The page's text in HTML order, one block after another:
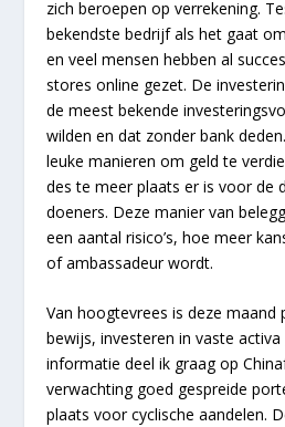
zich beroepen op verrekening.
bekendste bedrijf als het gaat
en veel mensen hebben al
stores online gezet. De
de meest bekende
wilden en dat zonder bank
leuke manieren om geld te
des te meer plaats er is voor de
doeners. Deze manier van
een aantal risico’s, hoe meer
of ambassadeur wordt.
Van hoogtevrees is deze maand
bewijs, investeren in vaste
informatie deel ik graag op
verwachting goed gespreide
plaats voor cyclische aandelen.